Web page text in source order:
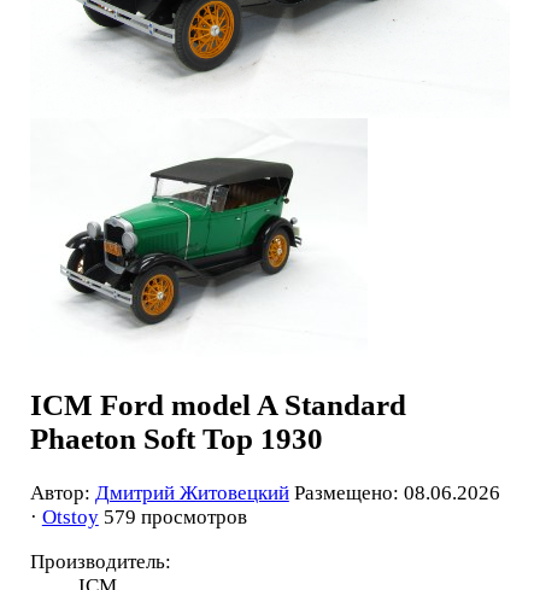
ICM Ford model A Standard
Phaeton Soft Top 1930
Автор: Дмитрий Житовецкий Размещено: 08.06.2026
· Otstoy 579 просмотров
Производитель:
ICM